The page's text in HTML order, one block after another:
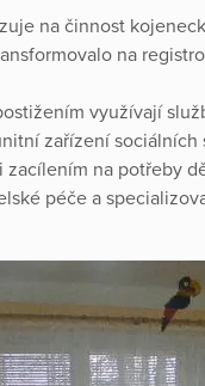
na činnost
na
využívají
zařízení
na potřeby
péče a